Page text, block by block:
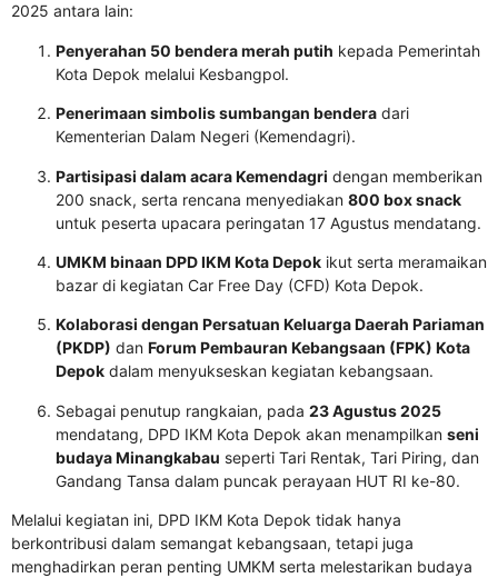
2025 antara lain:
Penyerahan 50 bendera merah putih kepada Pemerintah
Kota Depok melalui Kesbangpol.
Penerimaan simbolis sumbangan bendera dari
Kementerian Dalam Negeri (Kemendagri).
Partisipasi dalam acara Kemendagri dengan memberikan
200 snack, serta rencana menyediakan 800 box snack
untuk peserta upacara peringatan 17 Agustus mendatang.
UMKM binaan DPD IKM Kota Depok ikut serta meramaikan
bazar di kegiatan Car Free Day (CFD) Kota Depok.
Kolaborasi dengan Persatuan Keluarga Daerah Pariaman
(PKDP) dan Forum Pembauran Kebangsaan (FPK) Kota
Depok dalam menyukseskan kegiatan kebangsaan.
Sebagai penutup rangkaian, pada 23 Agustus 2025
mendatang, DPD IKM Kota Depok akan menampilkan seni
budaya Minangkabau seperti Tari Rentak, Tari Piring, dan
Gandang Tansa dalam puncak perayaan HUT RI ke-80.
Melalui kegiatan ini, DPD IKM Kota Depok tidak hanya
berkontribusi dalam semangat kebangsaan, tetapi juga
menghadirkan peran penting UMKM serta melestarikan budaya